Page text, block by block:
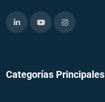
Categorías Principales